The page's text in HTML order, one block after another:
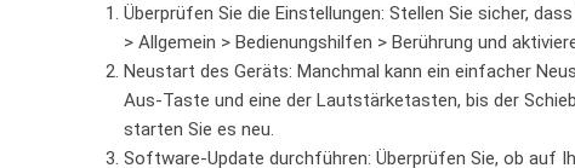
Überprüfen Sie die Einstellungen: Stellen Sie sicher,
> Allgemein > Bedienungshilfen ⁢> Berührung und
Neustart des​ Geräts: Manchmal kann ein einfacher
Aus-Taste und⁤ eine der ​Lautstärketasten, bis der‌
starten Sie es neu.
Software-Update durchführen: Überprüfen Sie,​ ob ⁤auf